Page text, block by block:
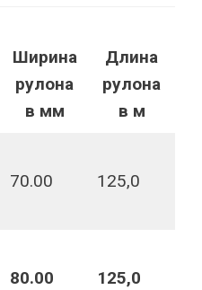
Ширина
рулона
в мм
Длина
рулона
в м
70.00 125,0
80.00 125,0